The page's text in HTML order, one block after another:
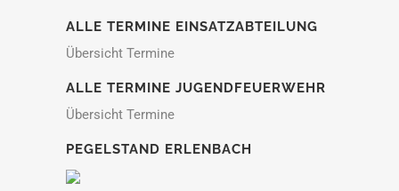
ALLE TERMINE EINSATZABTEILUNG
Übersicht Termine
ALLE TERMINE JUGENDFEUERWEHR
Übersicht Termine
PEGELSTAND ERLENBACH